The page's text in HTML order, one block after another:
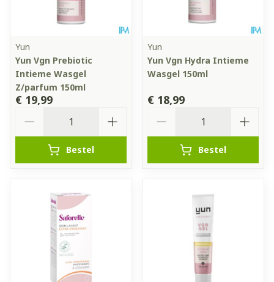
Yun
Yun Vgn Prebiotic
Intieme Wasgel
Z/parfum 150ml
€ 19,99
Bestel
Yun
Yun Vgn Hydra Intieme
Wasgel 150ml
€ 18,99
Bestel